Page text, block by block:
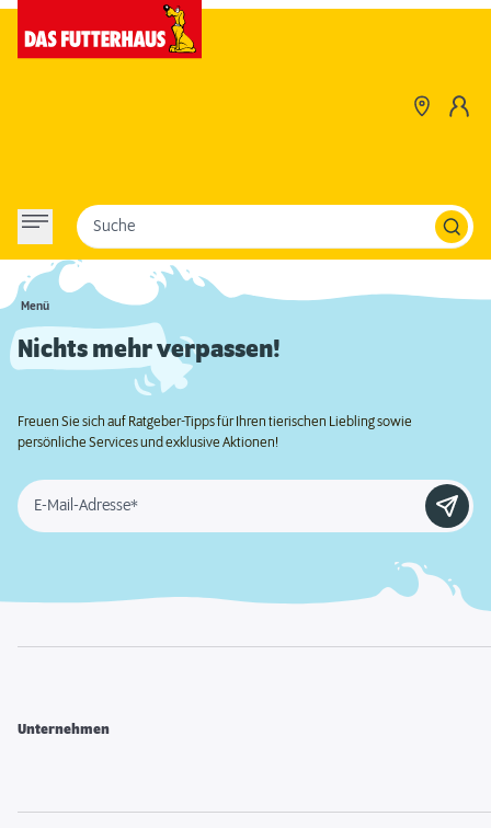
Menü
Suche
Nichts mehr verpassen!
Freuen Sie sich auf Ratgeber-Tipps für Ihren tierischen Liebling sowie
persönliche Services und exklusive Aktionen!
E-Mail-Adresse*
Unternehmen